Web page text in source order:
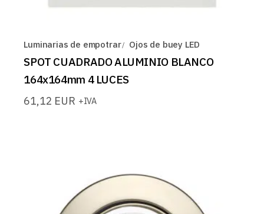
Luminarias de empotrar Ojos de buey LED
SPOT CUADRADO ALUMINIO BLANCO
164x164mm 4 LUCES
61,12 EUR +IVA